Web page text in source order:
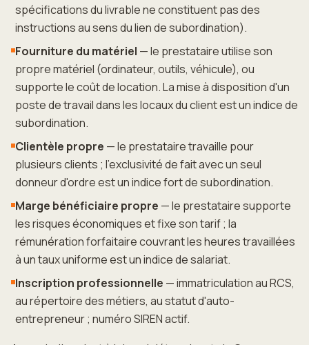
spécifications du livrable ne constituent pas des
instructions au sens du lien de subordination).
Fourniture du matériel — le prestataire utilise son
propre matériel (ordinateur, outils, véhicule), ou
supporte le coût de location. La mise à disposition d'un
poste de travail dans les locaux du client est un indice de
subordination.
Clientèle propre — le prestataire travaille pour
plusieurs clients ; l'exclusivité de fait avec un seul
donneur d'ordre est un indice fort de subordination.
Marge bénéficiaire propre — le prestataire supporte
les risques économiques et fixe son tarif ; la
rémunération forfaitaire couvrant les heures travaillées
à un taux uniforme est un indice de salariat.
Inscription professionnelle — immatriculation au RCS,
au répertoire des métiers, au statut d'auto-
entrepreneur ; numéro SIREN actif.